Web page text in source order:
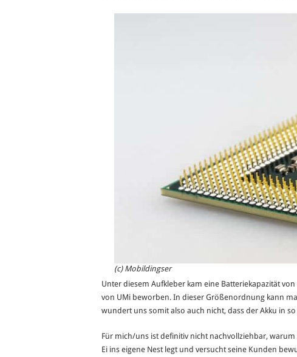
(c) Mobildingser
Unter diesem Aufkleber kam eine Batteriekapazität
von UMi beworben. In dieser Größenordnung kann
wundert uns somit also auch nicht, dass der Akku in
Für mich/uns ist definitiv nicht nachvollziehbar,
Ei ins eigene Nest legt und versucht seine Kunden